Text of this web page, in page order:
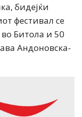
бидејќи
фестивал се
Битола и 50
Андоновска-